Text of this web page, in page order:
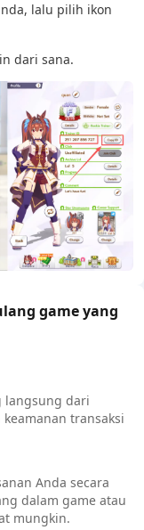
lalu pilih ikon
dari sana.
game yang
langsung dari
transaksi
Anda secara
dalam game atau
mungkin.